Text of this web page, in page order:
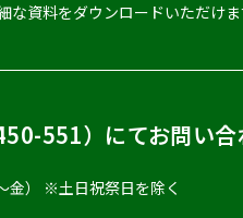
な資料をダウンロードいただけ
551） にてお問い合
金） ※土日祝祭日を除く